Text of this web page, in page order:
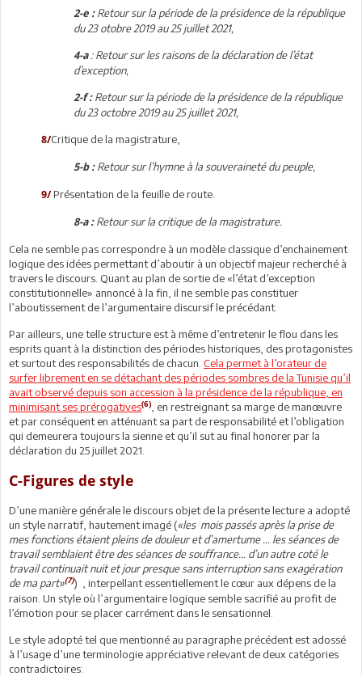
2-e :Retour sur la période de la présidence de la république
du 23 otobre 2019 au 25 juillet 2021,
4-a: Retour sur les raisons de la déclaration de l’état
d’exception,
2-f :Retour sur la période de la présidence de la république
du 23 octobre 2019 au 25 juillet 2021,
8/Critique de la magistrature,
5-b :Retour sur l’hymne à la souveraineté du peuple,
9/Présentation de la feuille de route.
8-a :Retour sur la critique de la magistrature.
Cela ne semble pas correspondre à un modèle classique d’enchainement
logique des idées permettant d’aboutir à un objectif majeur recherché à
travers le discours. Quant au plan de sortie de «l’état d’exception
constitutionnelle» annoncé à la fin, il ne semble pas constituer
l’aboutissement de l’argumentaire discursif le précédant.
Par ailleurs, une telle structure est à même d’entretenir le flou dans les
esprits quant à la distinction des périodes historiques, des protagonistes
et surtout des responsabilités de chacun. Cela permet à l’orateur de
surfer librement en se détachant des périodes sombres de la Tunisie qu’il
avait observé depuis son accession à la présidence de la république, en
minimisant ses prérogatives(6)
, en restreignant sa marge de manœuvre
et par conséquent en atténuant sa part de responsabilité et l’obligation
qui demeurera toujours la sienne et qu’il sut au final honorer par la
déclaration du 25 juillet 2021.
C-Figures de style
D’une manière générale le discours objet de la présente lecture a adopté
un style narratif, hautement imagé («les mois passés après la prise de
mes fonctions étaient pleins de douleur et d’amertume … les séances de
travail semblaient être des séances de souffrance… d’un autre coté le
travail continuait nuit et jour presque sans interruption sans exagération
de ma part»(7)) , interpellant essentiellement le cœur aux dépens de la
raison. Un style où l’argumentaire logique semble sacrifié au profit de
l’émotion pour se placer carrément dans le sensationnel.
Le style adopté tel que mentionné au paragraphe précédent est adossé
à l’usage d’une terminologie appréciative relevant de deux catégories
contradictoires: